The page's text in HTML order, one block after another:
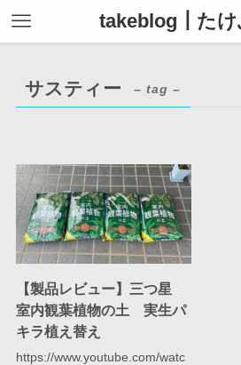
takeblog┃たけ
サスティー – tag –
【製品レビュー】三つ星
室内観葉植物の土 実生パ
キラ植え替え
https://www.youtube.com/watc